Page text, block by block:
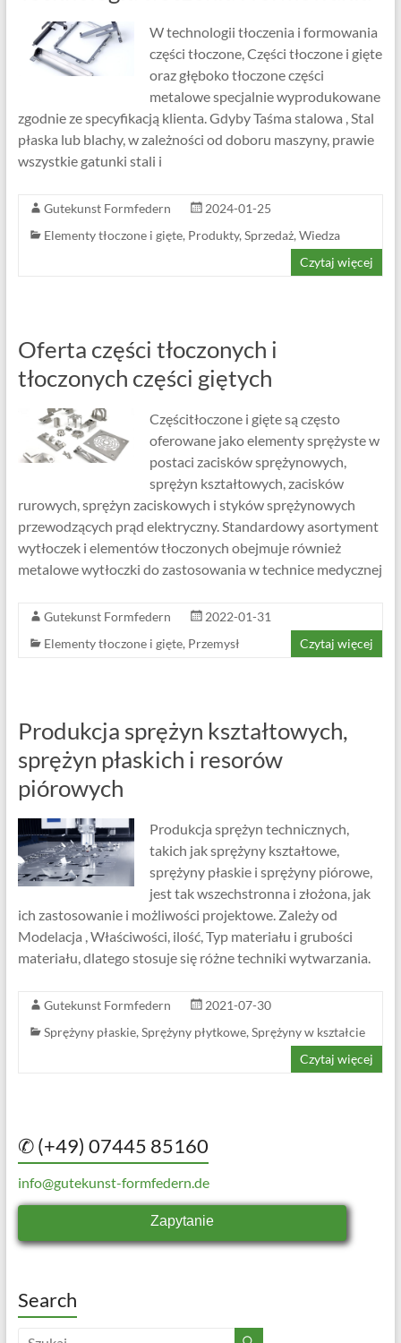
W technologii tłoczenia i formowania
części tłoczone, Części tłoczone i gięte
oraz głęboko tłoczone części
metalowe specjalnie wyprodukowane
zgodnie ze specyfikacją klienta. Gdyby Taśma stalowa , Stal
płaska lub blachy, w zależności od doboru maszyny, prawie
wszystkie gatunki stali i
Gutekunst Formfedern
2024-01-25
Elementy tłoczone i gięte, Produkty, Sprzedaż, Wiedza
Czytaj więcej
Oferta części tłoczonych i
tłoczonych części giętych
Częścitłoczone i gięte są często
oferowane jako elementy sprężyste w
postaci zacisków sprężynowych,
sprężyn kształtowych, zacisków
rurowych, sprężyn zaciskowych i styków sprężynowych
przewodzących prąd elektryczny. Standardowy asortyment
wytłoczek i elementów tłoczonych obejmuje również
metalowe wytłoczki do zastosowania w technice medycznej
Gutekunst Formfedern
2022-01-31
Elementy tłoczone i gięte, Przemysł Czytaj więcej
Produkcja sprężyn kształtowych,
sprężyn płaskich i resorów
piórowych
Produkcja sprężyn technicznych,
takich jak sprężyny kształtowe,
sprężyny płaskie i sprężyny piórowe,
jest tak wszechstronna i złożona, jak
ich zastosowanie i możliwości projektowe. Zależy od
Modelacja , Właściwości, ilość, Typ materiału i grubości
materiału, dlatego stosuje się różne techniki wytwarzania.
Gutekunst Formfedern
2021-07-30
Sprężyny płaskie, Sprężyny płytkowe, Sprężyny w kształcie
Czytaj więcej
✆ (+49) 07445 85160
info@gutekunst-formfedern.de
Zapytanie
Search